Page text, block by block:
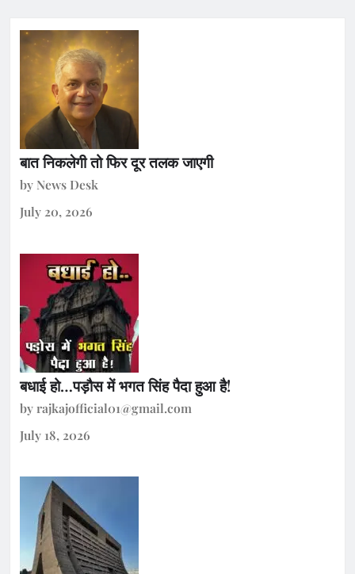
बात निकलेगी तो फिर दूर तलक जाएगी
by News Desk
July 20, 2026
बधाई हो…पड़ौस में भगत सिंह पैदा हुआ है!
by rajkajofficial01@gmail.com
July 18, 2026